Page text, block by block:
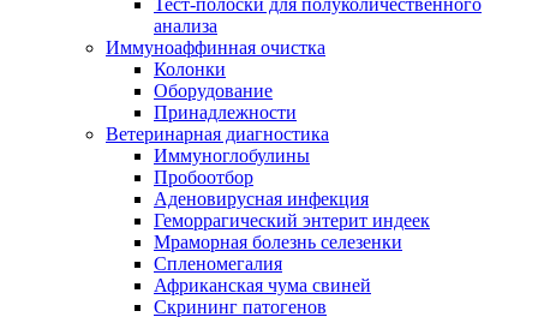
Тест-полоски для полуколичественного
анализа
Иммуноаффинная очистка
Колонки
Оборудование
Принадлежности
Ветеринарная диагностика
Иммуноглобулины
Пробоотбор
Аденовирусная инфекция
Геморрагический энтерит индеек
Мраморная болезнь селезенки
Спленомегалия
Африканская чума свиней
Скрининг патогенов